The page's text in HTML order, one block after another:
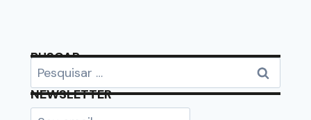
BUSCAR
NEWSLETTER